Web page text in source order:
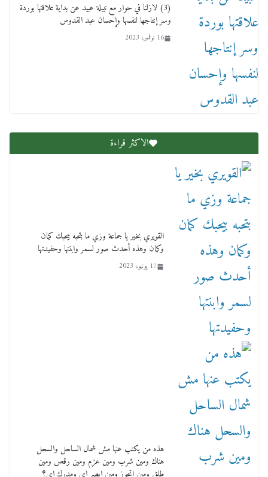
لأول فرع لمدارس لها بمصر في فينا بحضور ولي
العهد
(3) لازلنا في حوار مع نبيلة عبيد عن بداية علاقتها بوردة
وسر إنتاجها لنفسها وإحسان عبد القدوس
16 نوفمبر، 2023
الاكثر قراءة
القويري بخير يا جماعة وزي ما بتحبه بيحبك كمان
وكمان وهذه أحدث صور لسمر وابنتها وحفيدتها
17 يونيو، 2023
هذه من يكتب عنها مش شمال الساحل والسحل
هناك ومين شرب ومين عزم ومين رقص ومين